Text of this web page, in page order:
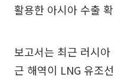
활용한 아시아 수출
보고서는 최근 러시
근 해역이 LNG 유조